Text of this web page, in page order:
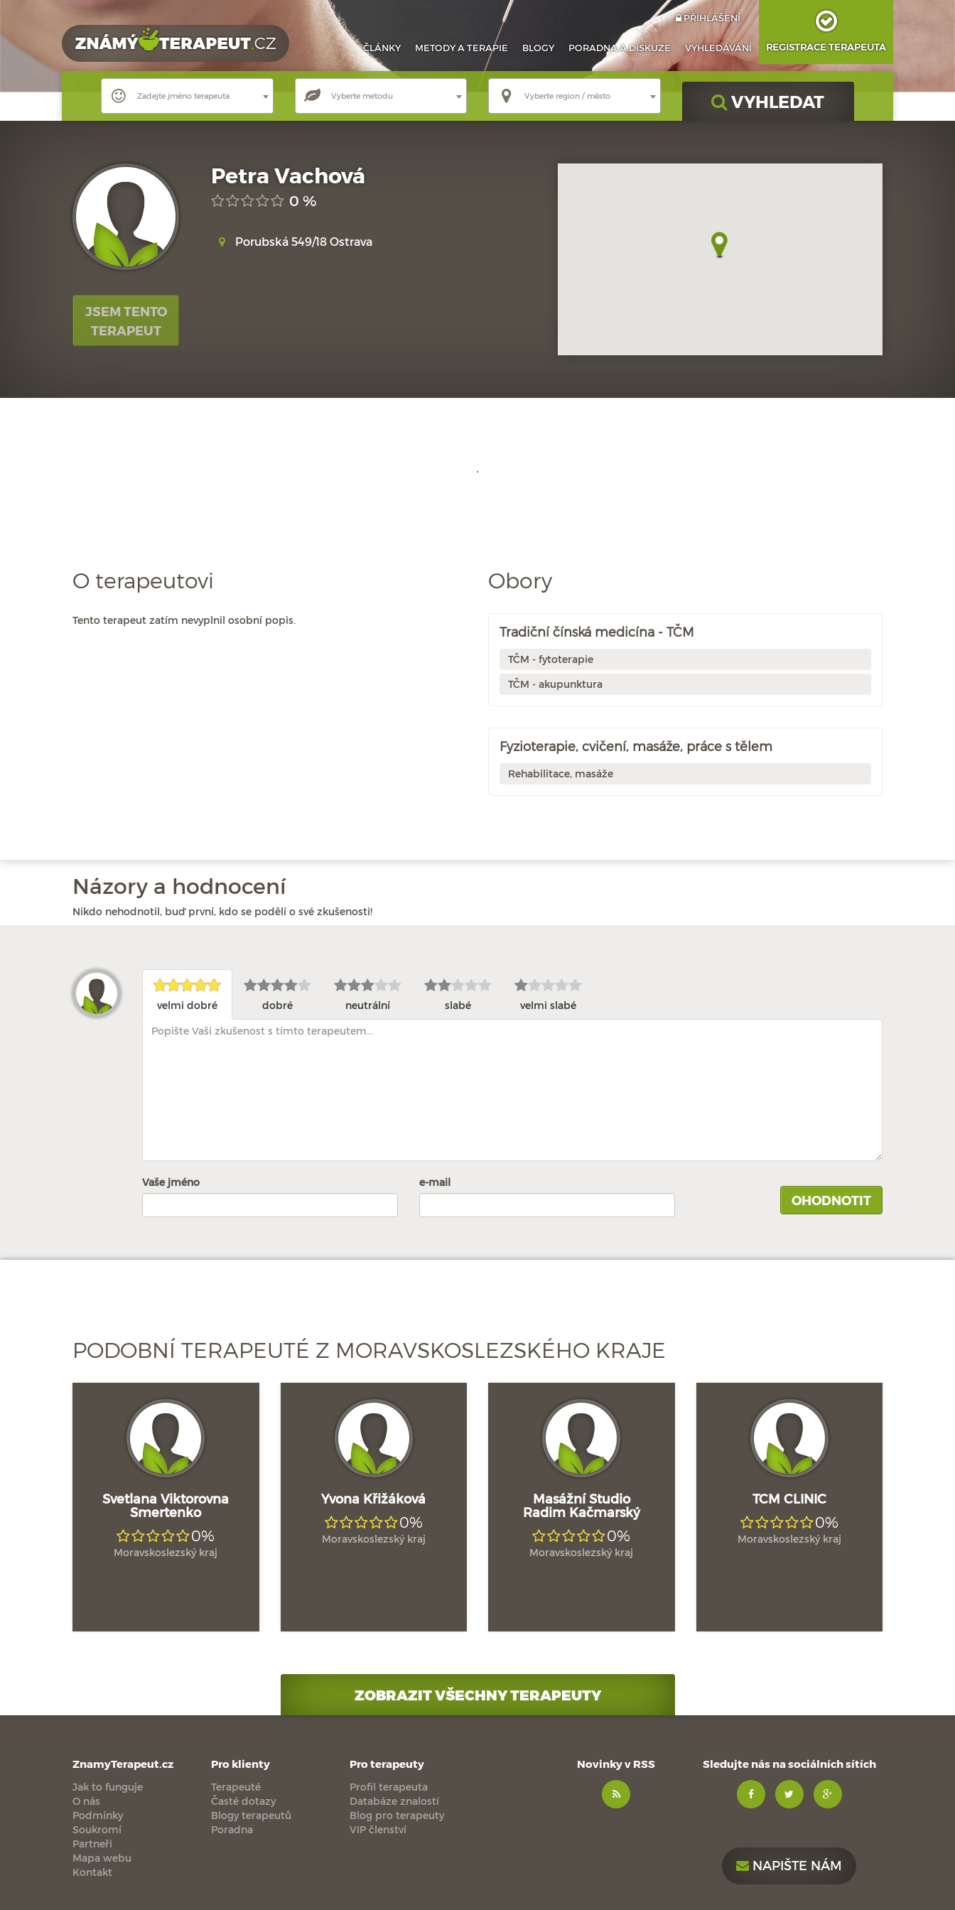
ČLÁNKY METODYA TERAPIE BLOGY PORADNAA DISKUZE VYHLEDÁVÁNÍ
PŘIHLÁŠENÍ
REGISTRACE TERAPEUTA
Zadejte jméno terapeuta Vyberte metodu Vyberte region / město VYHLEDAT
JSEM TENTO
TERAPEUT
Petra Vachová
0 %
Porubská 549/18 Ostrava
O terapeutovi
Tento terapeut zatím nevyplnil osobní popis.
Obory
Tradiční čínská medicína - TČM
TČM - fytoterapie
TČM - akupunktura
Fyzioterapie, cvičení, masáže, práce s tělem
Rehabilitace, masáže
Názory a hodnocení
Nikdo nehodnotil, buď první, kdo se podělí o své zkušenosti!
velmi dobré dobré neutrální slabé velmi slabé
Vaše jméno e-mail
PODOBNÍ TERAPEUTÉ Z MORAVSKOSLEZSKÉHO KRAJE
Svetlana Viktorovna
Smertenko
0%
Moravskoslezský kraj
Yvona Křižáková
0%
Moravskoslezský kraj
Masážní Studio
Radim Kačmarský
0%
Moravskoslezský kraj
TCM CLINIC
0%
Moravskoslezský kraj
ZOBRAZIT VŠECHNY TERAPEUTY
ZnamyTerapeut.cz
Jak to funguje
O nás
Podmínky
Soukromí
Partneři
Mapa webu
Kontakt
Pro klienty
Terapeuté
Časté dotazy
Blogy terapeutů
Poradna
Pro terapeuty
Profil terapeuta
Databáze znalostí
Blog pro terapeuty
VIP členství
Novinky v RSS Sledujte nás na sociálních sítích
NAPIŠTE NÁM